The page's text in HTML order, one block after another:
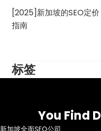
[2025]新加坡的SEO定
指南
标签
You Find